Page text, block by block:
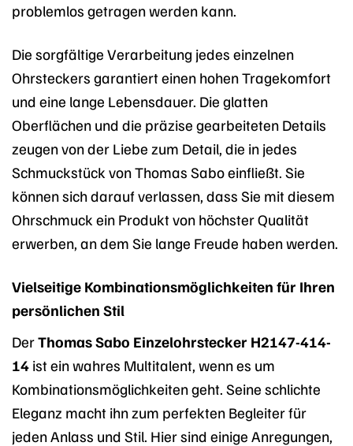
problemlos getragen werden kann.
Die sorgfältige Verarbeitung jedes einzelnen
Ohrsteckers garantiert einen hohen Tragekomfort
und eine lange Lebensdauer. Die glatten
Oberflächen und die präzise gearbeiteten Details
zeugen von der Liebe zum Detail, die in jedes
Schmuckstück von Thomas Sabo einfließt. Sie
können sich darauf verlassen, dass Sie mit diesem
Ohrschmuck ein Produkt von höchster Qualität
erwerben, an dem Sie lange Freude haben werden.
Vielseitige Kombinationsmöglichkeiten für Ihren
persönlichen Stil
DerThomas Sabo Einzelohrstecker H2147-414-
14 ist ein wahres Multitalent, wenn es um
Kombinationsmöglichkeiten geht. Seine schlichte
Eleganz macht ihn zum perfekten Begleiter für
jeden Anlass und Stil. Hier sind einige Anregungen,